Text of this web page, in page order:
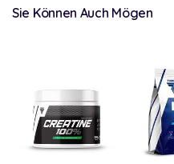
Sie Können Auch Mögen